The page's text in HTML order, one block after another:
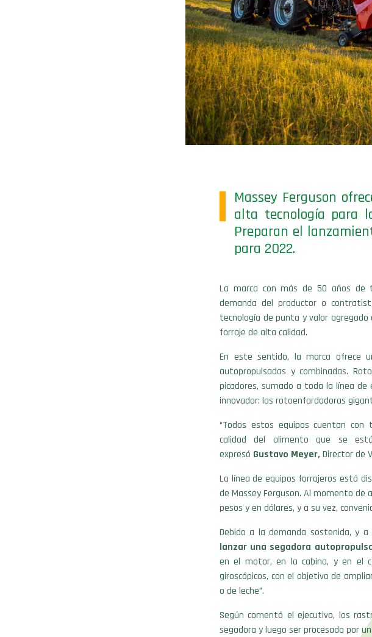
Massey Ferguson
alta tecnología para
Preparan el
para 2022.
La marca con más de 50 años de
demanda del productor o
tecnología de punta y valor agregado
forraje de alta calidad.
En este sentido, la marca ofrece
autopropulsadas y combinadas.
picadores, sumado a toda la línea
innovador: las rotoenfardadoras
“Todos estos equipos cuentan
calidad del alimento que se
expresó Gustavo Meyer, Director de
La línea de equipos forrajeros está
de Massey Ferguson. Al momento de
pesos y en dólares, y a su vez,
Debido a la demanda sostenida, y
lanzar una segadora
en el motor, en la cabina, y en el
giroscópicos, con el objetivo de
o de leche”.
Según comentó el ejecutivo, los
segadora y luego ser procesado por